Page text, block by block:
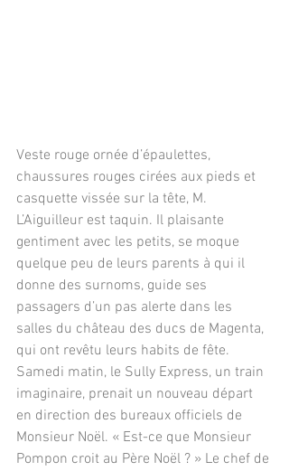
Veste rouge ornée d’épaulettes,
chaussures rouges cirées aux pieds et
casquette vissée sur la tête, M.
L’Aiguilleur est taquin. Il plaisante
gentiment avec les petits, se moque
quelque peu de leurs parents à qui il
donne des surnoms, guide ses
passagers d’un pas alerte dans les
salles du château des ducs de Magenta,
qui ont revêtu leurs habits de fête.
Samedi matin, le Sully Express, un train
imaginaire, prenait un nouveau départ
en direction des bureaux officiels de
Monsieur Noël. « Est-ce que Monsieur
Pompon croit au Père Noël ? » Le chef de